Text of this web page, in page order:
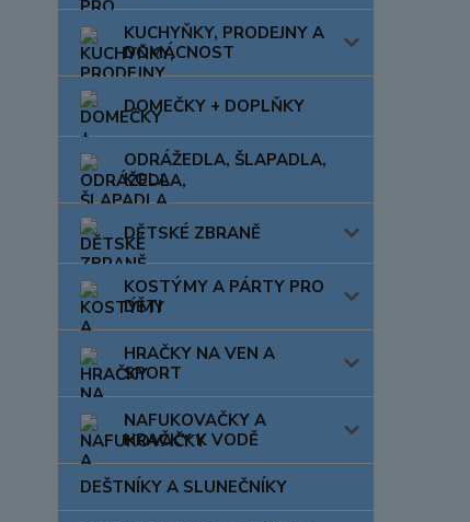
KUCHYŇKY, PRODEJNY A
DOMÁCNOST
DOMEČKY + DOPLŇKY
ODRÁŽEDLA, ŠLAPADLA,
KOLA
DĚTSKÉ ZBRANĚ
KOSTÝMY A PÁRTY PRO
DĚTI
HRAČKY NA VEN A
SPORT
NAFUKOVAČKY A
HRAČKY K VODĚ
DEŠTNÍKY A SLUNEČNÍKY